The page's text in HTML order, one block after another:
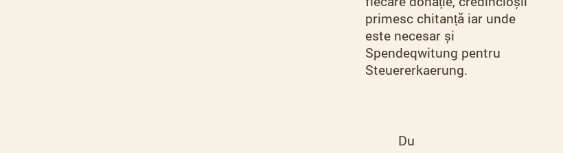
primesc chitanță iar unde
este necesar și
Spendeqwitung pentru
Steuererkaerung.
Du